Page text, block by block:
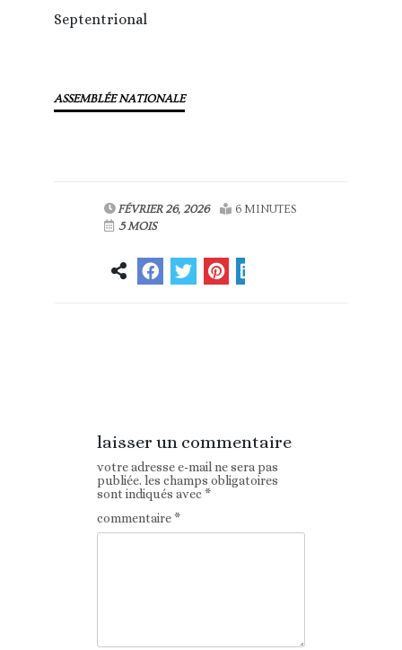
Septentrional
ASSEMBLÉE NATIONALE
FÉVRIER 26, 2026
6 MINUTES
5 MOIS
laisser un commentaire
votre adresse e-mail ne sera pas
publiée. les champs obligatoires
sont indiqués avec*
commentaire*